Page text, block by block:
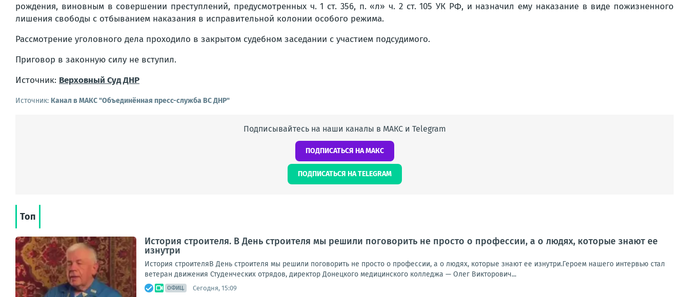
рождения, виновным в совершении преступлений, предусмотренных ч. 1 ст. 356, п. «л» ч. 2 ст. 105 УК РФ, и назначил ему наказание в виде пожизненного
лишения свободы с отбыванием наказания в исправительной колонии особого режима.
Рассмотрение уголовного дела проходило в закрытом судебном заседании с участием подсудимого.
Приговор в законную силу не вступил.
Источник: Верховный Суд ДНР
Источник: Канал в МАКС "Объединённая пресс-служба ВС ДНР"
Подписывайтесь на наши каналы в МАКС и Telegram
ПОДПИСАТЬСЯ НА МАКС
ПОДПИСАТЬСЯ НА TELEGRAM
Топ
История строителя. В День строителя мы решили поговорить не просто о профессии, а о людях, которые знают ее
изнутри
История строителяВ День строителя мы решили поговорить не просто о профессии, а о людях, которые знают ее изнутри.Героем нашего интервью стал
ветеран движения Студенческих отрядов, директор Донецкого медицинского колледжа — Олег Викторович...
ОФИЦ. Сегодня, 15:09